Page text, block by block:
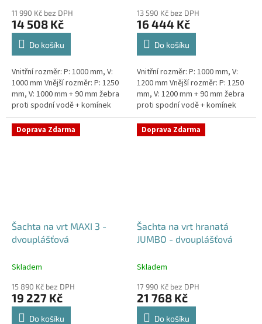
11 990 Kč bez DPH
14 508 Kč
Do košíku
Vnitřní rozměr: P: 1000 mm, V:
1000 mm Vnější rozměr: P: 1250
mm, V: 1000 mm + 90 mm žebra
proti spodní vodě + komínek
Dvouplášťová vodoměrná šachta
- vhodná do míst...
13 590 Kč bez DPH
16 444 Kč
Do košíku
Vnitřní rozměr: P: 1000 mm, V:
1200 mm Vnější rozměr: P: 1250
mm, V: 1200 mm + 90 mm žebra
proti spodní vodě + komínek
Dvouplášťová vodoměrná šachta
- vhodná do míst...
Doprava Zdarma
Šachta na vrt MAXI 3 -
dvouplášťová
Skladem
15 890 Kč bez DPH
19 227 Kč
Do košíku
Doprava Zdarma
Šachta na vrt hranatá
JUMBO - dvouplášťová
Skladem
17 990 Kč bez DPH
21 768 Kč
Do košíku